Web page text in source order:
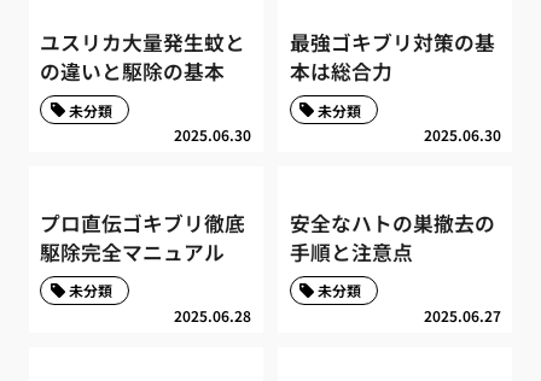
ユスリカ大量発生蚊と
の違いと駆除の基本
2025.06.30
未分類
最強ゴキブリ対策の基
本は総合力
2025.06.30
未分類
プロ直伝ゴキブリ徹底
駆除完全マニュアル
2025.06.28
未分類
安全なハトの巣撤去の
手順と注意点
2025.06.27
未分類